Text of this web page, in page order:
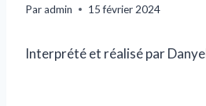
Paradmin 15 février 2024
Interprété et réalisé par